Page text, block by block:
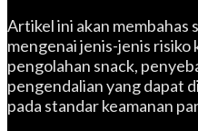
Artikel ini akan membahas
mengenai jenis-jenis risiko
pengolahan snack,
pengendalian yang dapat
pada standar keamanan